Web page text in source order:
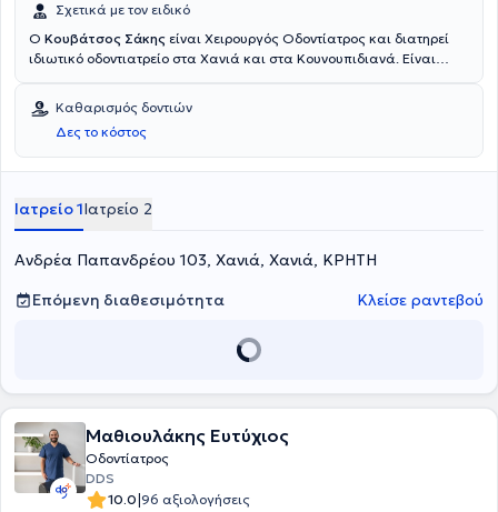
Σχετικά με τον ειδικό
Ο Κουβάτσος Σάκης είναι Χειρουργός Οδοντίατρος και διατηρεί
ιδιωτικό οδοντιατρείο στα Χανιά και στα Κουνουπιδιανά. Είναι
Καποδιστριακού Πανεπιστημίου Αθηνών και διαθέτει πολυετή
εμπειρία. Τέλος, έχει συμμετάσχει σε πληθώρα ιατρικών συνεδρίων
και έχει παρακολουθήσει επιστημονικά σεμινάρια.
Καθαρισμός δοντιών
Δες το κόστος
Ιατρείο 1Ιατρείο 2
Aνδρέα Παπανδρέου 103, Χανιά, Χανιά, ΚΡΗΤΗ
Επόμενη διαθεσιμότητα
Κλείσε ραντεβού
Μαθιουλάκης Ευτύχιος
Οδοντίατρος
DDS
10.0|96 αξιολογήσεις